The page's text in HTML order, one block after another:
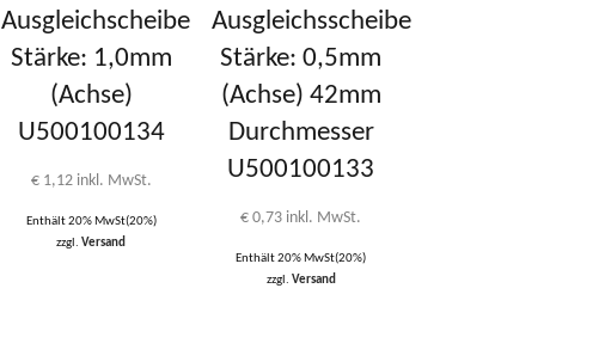
Ausgleichscheibe
Stärke: 1,0mm
(Achse)
U500100134
€1,12 inkl. MwSt.
Enthält 20% MwSt(20%)
zzgl.Versand
Ausgleichsscheibe
Stärke: 0,5mm
(Achse) 42mm
Durchmesser
U500100133
€ 0,73 inkl. MwSt.
Enthält 20% MwSt(20%)
zzgl. Versand